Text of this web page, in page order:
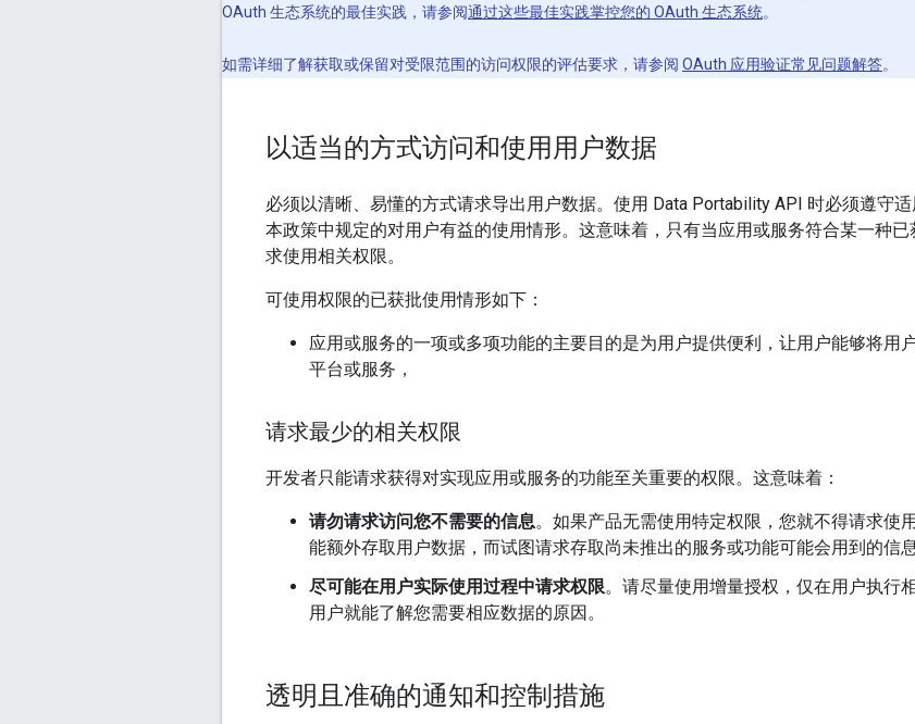
OAuth 生态系统的最佳实践，请参阅通过这些最佳实践掌控您的 OAuth 生态系统。
如需详细了解获取或保留对受限范围的访问权限的评估要求，请参阅 OAuth 应用验证常见问题解答。
以适当的方式访问和使用用户数据
必须以清晰、易懂的方式请求导出用户数据。使用 Data Portability API 时必须遵守
本政策中规定的对用户有益的使用情形。这意味着，只有当应用或服务符合某一种
求使用相关权限。
可使用权限的已获批使用情形如下：
应用或服务的一项或多项功能的主要目的是为用户提供便利，让用户能够将用
平台或服务，
请求最少的相关权限
开发者只能请求获得对实现应用或服务的功能至关重要的权限。这意味着：
请勿请求访问您不需要的信息。如果产品无需使用特定权限，您就不得请求使
能额外存取用户数据，而试图请求存取尚未推出的服务或功能可能会用到的信息
尽可能在用户实际使用过程中请求权限。请尽量使用增量授权，仅在用户执行
用户就能了解您需要相应数据的原因。
透明且准确的通知和控制措施